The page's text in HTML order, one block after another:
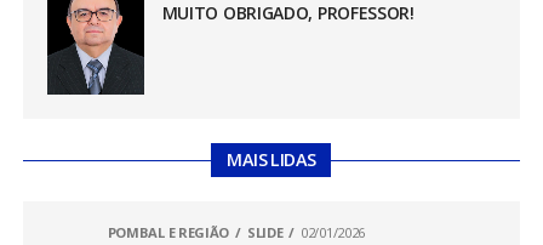
MUITO OBRIGADO, PROFESSOR!
MAIS LIDAS
POMBAL E REGIÃO SLIDE 02/01/2026